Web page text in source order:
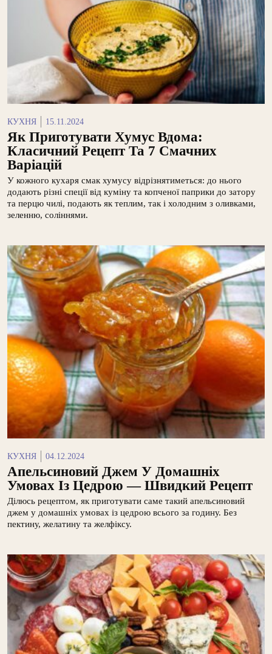
КУХНЯ 15.11.2024
Як Приготувати Хумус Вдома:
Класичний Рецепт Та 7 Смачних
Варіацій
У кожного кухаря смак хумусу відрізнятиметься: до нього
додають різні спеції від куміну та копченої паприки до затору
та перцю чилі, подають як теплим, так і холодним з оливками,
зеленню, соліннями.
КУХНЯ 04.12.2024
Апельсиновий Джем У Домашніх
Умовах Із Цедрою — Швидкий Рецепт
Ділюсь рецептом, як приготувати саме такий апельсиновий
джем у домашніх умовах із цедрою всього за годину. Без
пектину, желатину та желфіксу.